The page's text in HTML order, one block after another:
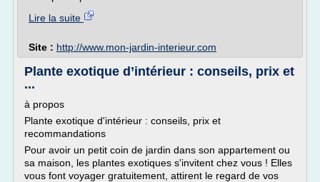
Lire la suite
Site : http://www.mon-jardin-interieur.com
Plante exotique d’intérieur : conseils, prix et
...
à propos
Plante exotique d'intérieur : conseils, prix et
recommandations
Pour avoir un petit coin de jardin dans son appartement ou
sa maison, les plantes exotiques s'invitent chez vous ! Elles
vous font voyager gratuitement, attirent le regard de vos